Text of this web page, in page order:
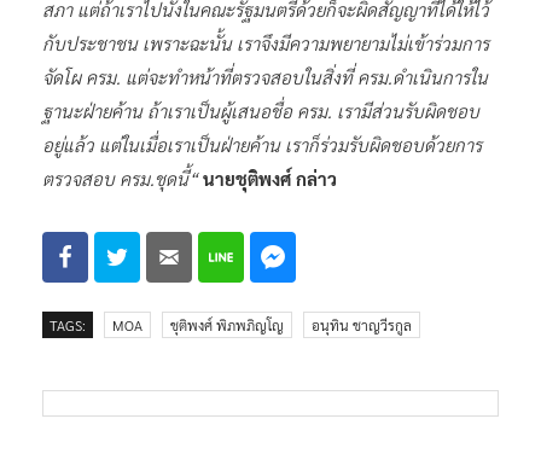
สภา แต่ถ้าเราไปนั่งในคณะรัฐมนตรีด้วยก็จะผิดสัญญาที่ได้ให้ไว้
กับประชาชน เพราะฉะนั้น เราจึงมีความพยายามไม่เข้าร่วมการ
จัดโผ ครม. แต่จะทำหน้าที่ตรวจสอบในสิ่งที่ ครม.ดำเนินการใน
ฐานะฝ่ายค้าน ถ้าเราเป็นผู้เสนอชื่อ ครม. เรามีส่วนรับผิดชอบ
อยู่แล้ว แต่ในเมื่อเราเป็นฝ่ายค้าน เราก็ร่วมรับผิดชอบด้วยการ
ตรวจสอบ ครม.ชุดนี้“ นายชุติพงศ์ กล่าว
TAGS: MOA ชุติพงศ์ พิภพภิญโญ อนุทิน ชาญวีรกูล